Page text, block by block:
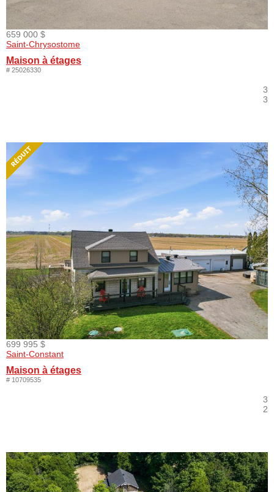
659 000 $
Saint-Chrysostome
Maison à étages
# 25026330
3
3
699 995 $
Saint-Constant
Maison à étages
# 10709535
3
2